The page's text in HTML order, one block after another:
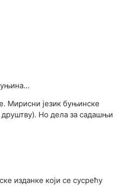
Мирисни језик буњинске
друштву). Но дела за садашњи
изданке који се сусрећу